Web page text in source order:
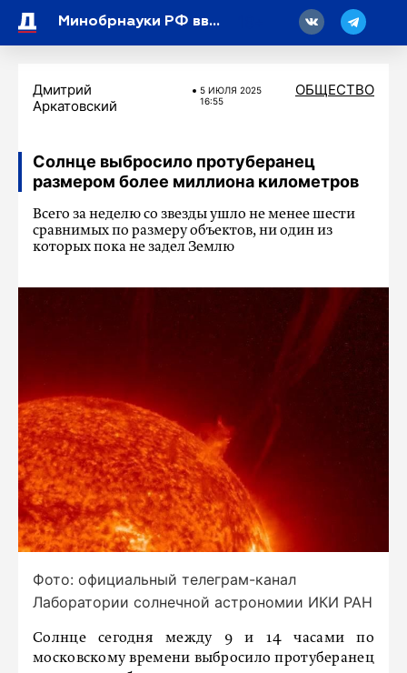
Минобрнауки РФ введет обязательный перечень из шести дисциплин
Дмитрий
Аркатовский
5 ИЮЛЯ 2025
16:55
ОБЩЕСТВО
Солнце выбросило протуберанец
размером более миллиона километров
Всего за неделю со звезды ушло не менее шести
сравнимых по размеру объектов, ни один из
которых пока не задел Землю
Фото: официальный телеграм-канал
Лаборатории солнечной астрономии ИКИ РАН
Солнце сегодня между 9 и 14 часами по
московскому времени выбросило протуберанец